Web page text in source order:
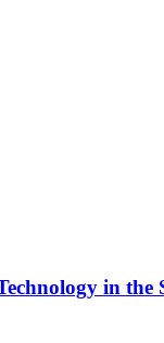
in the